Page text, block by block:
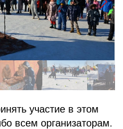
участие в этом
всем организаторам.